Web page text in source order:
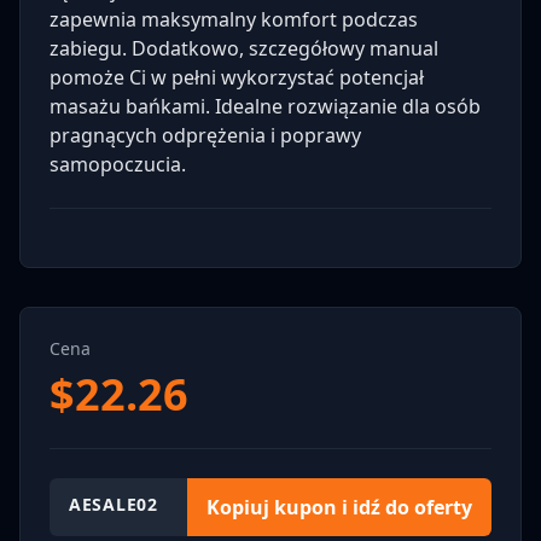
zapewnia maksymalny komfort podczas
zabiegu. Dodatkowo, szczegółowy manual
pomoże Ci w pełni wykorzystać potencjał
masażu bańkami. Idealne rozwiązanie dla osób
pragnących odprężenia i poprawy
samopoczucia.
Cena
$22.26
AESALE02 Kopiuj kupon i idź do oferty